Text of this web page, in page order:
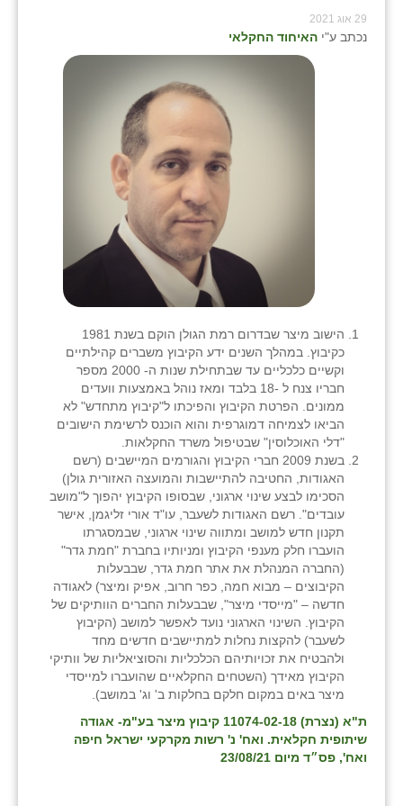
29 אוג 2021
נכתב ע"י האיחוד החקלאי
הישוב מיצר שבדרום רמת הגולן הוקם בשנת 1981
כקיבוץ. במהלך השנים ידע הקיבוץ משברים קהילתיים
וקשיים כלכליים עד שבתחילת שנות ה- 2000 מספר
חבריו צנח ל -18 בלבד ומאז נוהל באמצעות וועדים
ממונים. הפרטת הקיבוץ והפיכתו ל"קיבוץ מתחדש" לא
הביאו לצמיחה דמוגרפית והוא הוכנס לרשימת הישובים
"דלי האוכלוסין" שבטיפול משרד החקלאות.
בשנת 2009 חברי הקיבוץ והגורמים המיישבים (רשם
האגודות, החטיבה להתיישבות והמועצה האזורית גולן)
הסכימו לבצע שינוי ארגוני, שבסופו הקיבוץ יהפוך ל"מושב
עובדים". רשם האגודות לשעבר, עו"ד אורי זליגמן, אישר
תקנון חדש למושב ומתווה שינוי ארגוני, שבמסגרתו
הועברו חלק מענפי הקיבוץ ומניותיו בחברת "חמת גדר"
(החברה המנהלת את אתר חמת גדר, שבבעלות
הקיבוצים – מבוא חמה, כפר חרוב, אפיק ומיצר) לאגודה
חדשה – "מייסדי מיצר", שבבעלות החברים הוותיקים של
הקיבוץ. השינוי הארגוני נועד לאפשר למושב (הקיבוץ
לשעבר) להקצות נחלות למתיישבים חדשים מחד
ולהבטיח את זכויותיהם הכלכליות והסוציאליות של וותיקי
הקיבוץ מאידך (השטחים החקלאיים שהועברו למייסדי
מיצר באים במקום חלקם בחלקות ב' וג' במושב).
ת"א (נצרת) 11074-02-18 קיבוץ מיצר בע"מ- אגודה
שיתופית חקלאית. ואח' נ' רשות מקרקעי ישראל חיפה
ואח', פס״ד מיום 23/08/21
כפר הרי״ף
מכורה
מנחמיה
נאות הכיכר
נווה אטי״ב
נהריה (אג״ש)
ניר צבי
עין חצבה
עין תמר
רועי
רימונים